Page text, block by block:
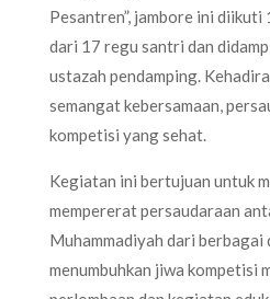
Pesantren”, jambore ini
dari 17 regu santri dan
ustazah pendamping.
semangat kebersamaan,
kompetisi yang sehat.
Kegiatan ini bertujuan untuk
mempererat persaudaraan
Muhammadiyah dari berbagai
menumbuhkan jiwa kompetisi